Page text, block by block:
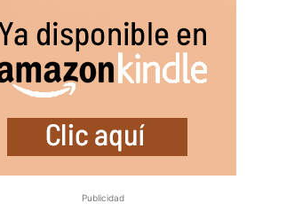
Publicidad